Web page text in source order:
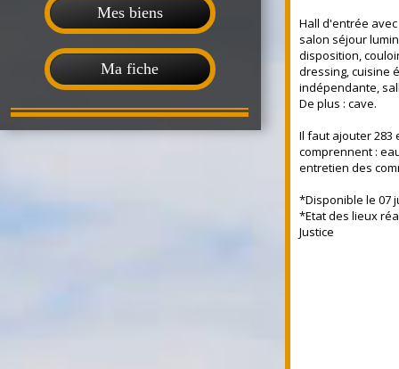
Mes biens
Ma fiche
Hall d'entrée
salon séjour
disposition,
dressing, cuisine
indépendante,
De plus : cave.
Il faut ajouter 283
comprennent :
entretien des
*Disponible le 07
*Etat des lieux
Justice